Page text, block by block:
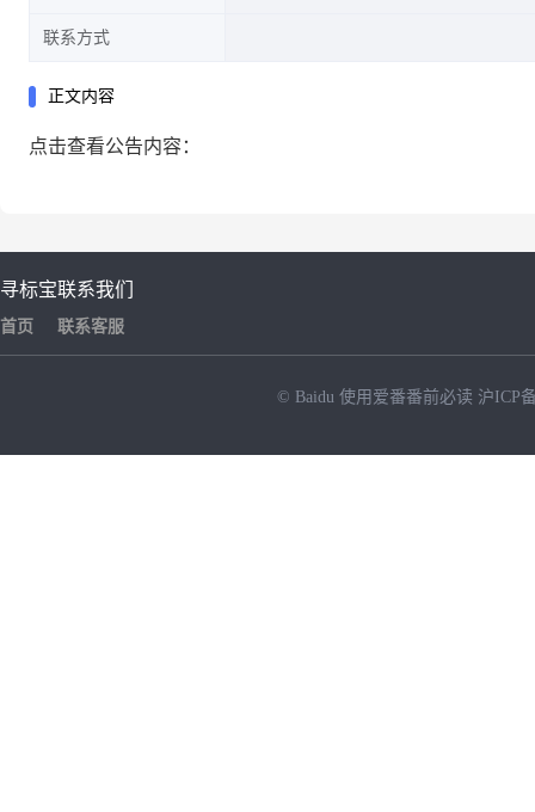
联系方式
正文内容
点击查看公告内容：
寻标宝
首页
联系我们
联系客服
© Baidu 使用爱番番前必读 沪ICP